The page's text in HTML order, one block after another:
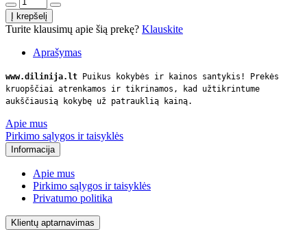
Turite klausimų apie šią prekę? Klauskite
Aprašymas
www.dilinija.lt Puikus kokybės ir kainos santykis! Prekės
kruopščiai atrenkamos ir tikrinamos, kad užtikrintume
aukščiausią kokybę už patrauklią kainą.
Apie mus
Pirkimo sąlygos ir taisyklės
Informacija
Apie mus
Pirkimo sąlygos ir taisyklės
Privatumo politika
Klientų aptarnavimas